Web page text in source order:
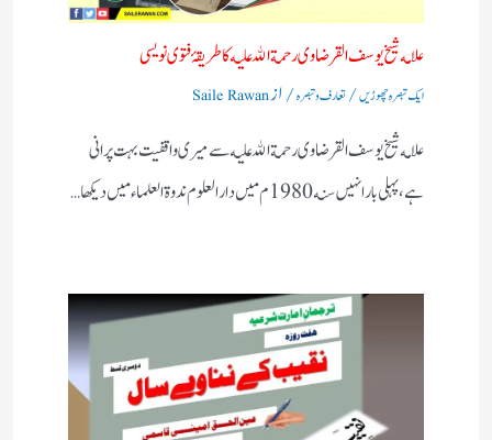
علامه شيخ يوسف القرضاوى رحمة الله عليه كا طريقۂ فتوى نويسى
ایک تبصرہ چھوڑیں/تعارف و تبصرہ/ ازSaile Rawan
علامه شيخ يوسف القرضاوى رحمة الله عليه سے ميرى واقفيت بہت پرانى
ہے، پہلى بار انہيں سنه 1980م ميں دار العلوم ندوة العلماء ميں ديكها…